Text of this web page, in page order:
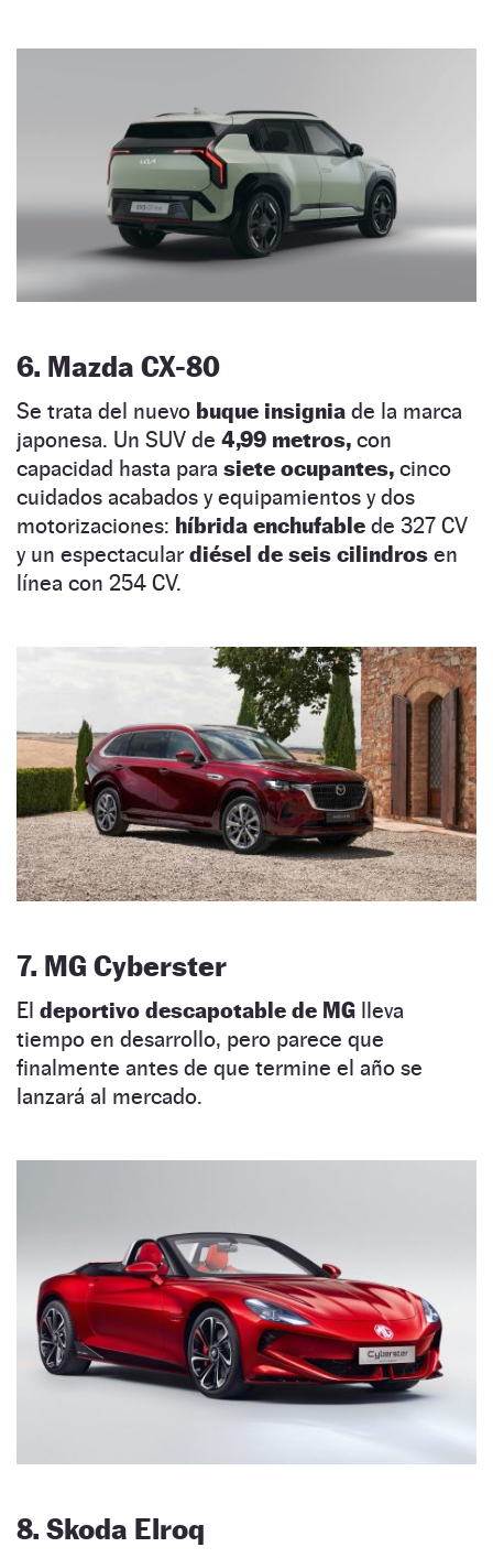
6. Mazda CX-80
Se trata del nuevo buque insignia de la marca
japonesa. Un SUV de 4,99 metros, con
capacidad hasta para siete ocupantes, cinco
cuidados acabados y equipamientos y dos
motorizaciones: híbrida enchufable de 327 CV
y un espectacular diésel de seis cilindros en
línea con 254 CV.
7. MG Cyberster
El deportivo descapotable de MG lleva
tiempo en desarrollo, pero parece que
finalmente antes de que termine el año se
lanzará al mercado.
8. Skoda Elroq